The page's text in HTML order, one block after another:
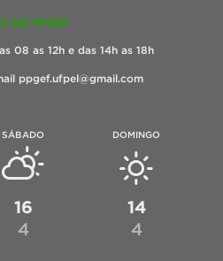
DO PPGEF
08 as 12h e das 14h as 18h
ppgef.ufpel@gmail.com
SÁBADO
16
4
DOMINGO
14
4